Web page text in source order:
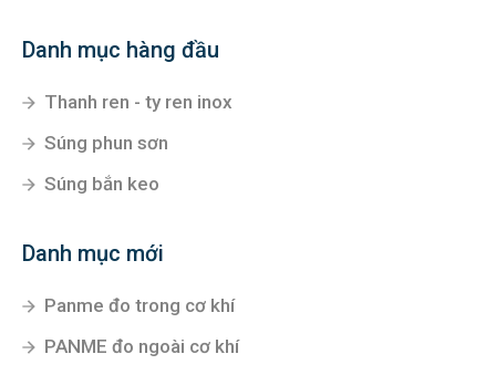
Danh mục hàng đầu
Thanh ren - ty ren inox
Súng phun sơn
Súng bắn keo
Danh mục mới
Panme đo trong cơ khí
PANME đo ngoài cơ khí